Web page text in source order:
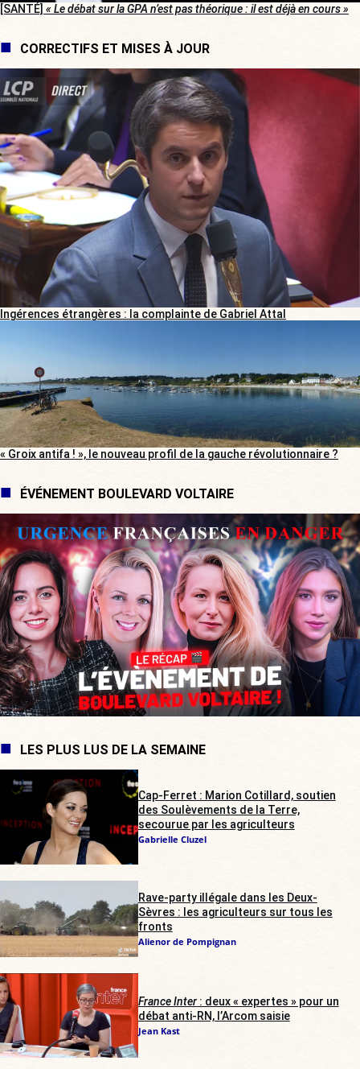
[SANTÉ] « Le débat sur la GPA n’est pas théorique : il est déjà en cours »
CORRECTIFS ET MISES À JOUR
Ingérences étrangères : la complainte de Gabriel Attal
« Groix antifa ! », le nouveau profil de la gauche révolutionnaire ?
ÉVÉNEMENT BOULEVARD VOLTAIRE
LES PLUS LUS DE LA SEMAINE
Cap-Ferret : Marion Cotillard, soutien
des Soulèvements de la Terre,
secourue par les agriculteurs
Gabrielle Cluzel
Rave-party illégale dans les Deux-
Sèvres : les agriculteurs sur tous les
fronts
Alienor de Pompignan
France Inter: deux « expertes » pour un
débat anti-RN, l’Arcom saisie
Jean Kast